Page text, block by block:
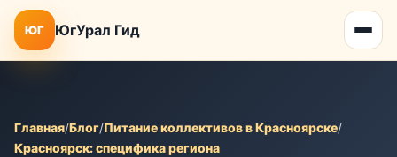
ЮГ ЮгУрал Гид
Главная/Блог/Питание коллективов в Красноярске/
Красноярск: специфика региона